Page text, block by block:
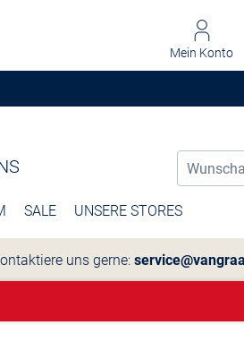
Mein Konto
SALE UNSERE STORES
uns gerne: